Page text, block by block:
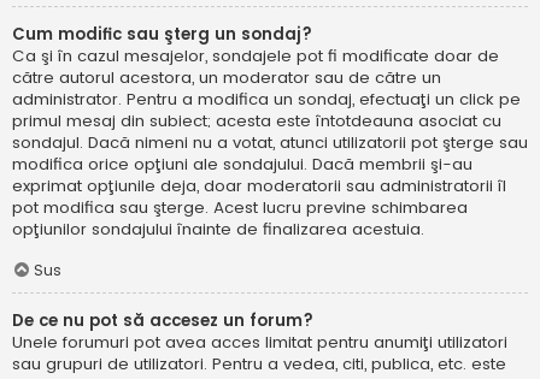
Cum modific sau şterg un sondaj?
Ca şi în cazul mesajelor, sondajele pot fi modificate doar de
către autorul acestora, un moderator sau de către un
administrator. Pentru a modifica un sondaj, efectuaţi un click pe
primul mesaj din subiect; acesta este întotdeauna asociat cu
sondajul. Dacă nimeni nu a votat, atunci utilizatorii pot şterge sau
modifica orice opţiuni ale sondajului. Dacă membrii şi-au
exprimat opţiunile deja, doar moderatorii sau administratorii îl
pot modifica sau şterge. Acest lucru previne schimbarea
opţiunilor sondajului înainte de finalizarea acestuia.
Sus
De ce nu pot să accesez un forum?
Unele forumuri pot avea acces limitat pentru anumiţi utilizatori
sau grupuri de utilizatori. Pentru a vedea, citi, publica, etc. este